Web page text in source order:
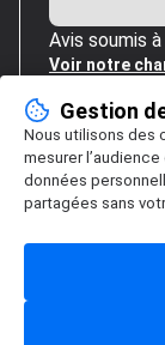
Avis soumis
Voir notre
Gestion
Nous utilisons des
mesurer
données
partagées sans